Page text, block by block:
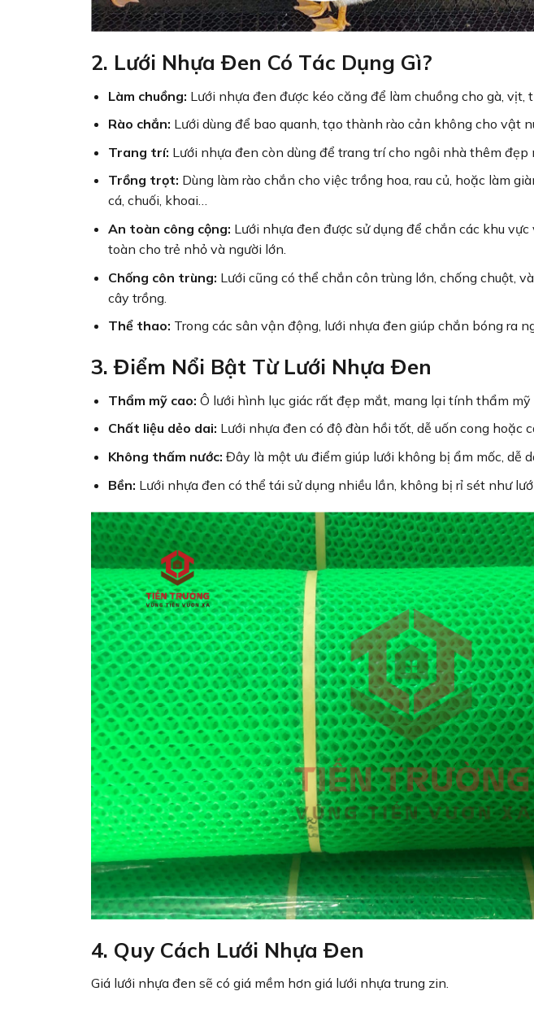
2. Lưới Nhựa Đen Có Tác Dụng Gì?
Làm chuồng: Lưới nhựa đen được kéo căng để làm chuồng cho gà, vịt,
Rào chắn: Lưới dùng để bao quanh, tạo thành rào cản không cho vật
Trang trí: Lưới nhựa đen còn dùng để trang trí cho ngôi nhà thêm đẹp
Trồng trọt: Dùng làm rào chắn cho việc trồng hoa, rau củ, hoặc làm
cá, chuối, khoai…
An toàn công cộng: Lưới nhựa đen được sử dụng để chắn các khu
toàn cho trẻ nhỏ và người lớn.
Chống côn trùng: Lưới cũng có thể chắn côn trùng lớn, chống chuột,
cây trồng.
Thể thao: Trong các sân vận động, lưới nhựa đen giúp chắn bóng ra
3. Điểm Nổi Bật Từ Lưới Nhựa Đen
Thẩm mỹ cao: Ô lưới hình lục giác rất đẹp mắt, mang lại tính thẩm mỹ
Chất liệu dẻo dai: Lưới nhựa đen có độ đàn hồi tốt, dễ uốn cong hoặc
Không thấm nước: Đây là một ưu điểm giúp lưới không bị ẩm mốc, dễ
Bền: Lưới nhựa đen có thể tái sử dụng nhiều lần, không bị rỉ sét như
4. Quy Cách Lưới Nhựa Đen
Giá lưới nhựa đen sẽ có giá mềm hơn giá lưới nhựa trung zin.